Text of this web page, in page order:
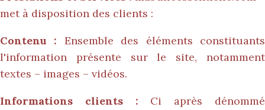
met à disposition des clients :
Contenu : Ensemble des éléments constituants
l'information présente sur le site, notamment
textes – images – vidéos.
Informations clients : Ci après dénommé